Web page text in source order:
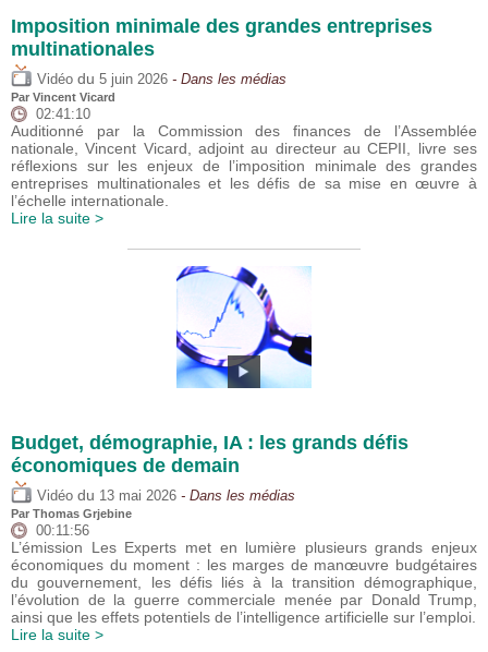
Imposition minimale des grandes entreprises
multinationales
Vidéo du 5 juin 2026 - Dans les médias
Par Vincent Vicard
02:41:10
Auditionné par la Commission des finances de l’Assemblée
nationale, Vincent Vicard, adjoint au directeur au CEPII, livre ses
réflexions sur les enjeux de l’imposition minimale des grandes
entreprises multinationales et les défis de sa mise en œuvre à
l’échelle internationale.
Lire la suite >
Budget, démographie, IA : les grands défis
économiques de demain
Vidéo du 13 mai 2026 - Dans les médias
Par Thomas Grjebine
00:11:56
L’émission Les Experts met en lumière plusieurs grands enjeux
économiques du moment : les marges de manœuvre budgétaires
du gouvernement, les défis liés à la transition démographique,
l’évolution de la guerre commerciale menée par Donald Trump,
ainsi que les effets potentiels de l’intelligence artificielle sur l’emploi.
Lire la suite >